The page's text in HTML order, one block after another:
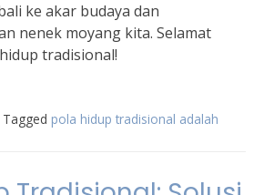
ke akar budaya dan
nenek moyang kita. Selamat
tradisional!
Tagged pola hidup tradisional adalah